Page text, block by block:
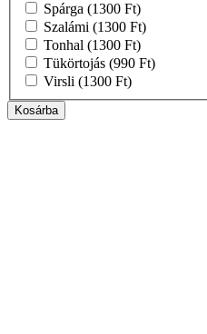
Spárga (1300 Ft)
Szalámi (1300 Ft)
Tonhal (1300 Ft)
Tükörtojás (990 Ft)
Virsli (1300 Ft)